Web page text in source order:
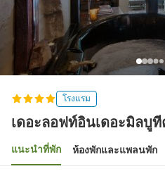
โรงแรม
เดอะลอฟท์อินเดอะมิลบู
แนะนำที่พัก ห้องพักและแพลนพัก